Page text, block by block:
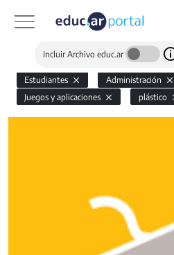
Incluir Archivo educ.ar
Estudiantes
Administración
Juegos y aplicaciones
plástico